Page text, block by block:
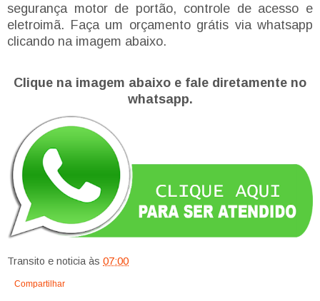
segurança motor de portão, controle de acesso e
eletroimã. Faça um orçamento grátis via whatsapp
clicando na imagem abaixo.
Clique na imagem abaixo e fale diretamente no
whatsapp.
Transito e noticia às 07:00
Compartilhar